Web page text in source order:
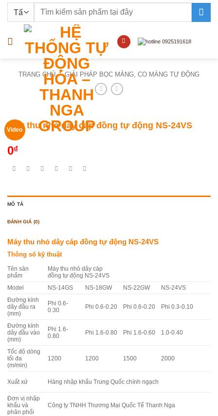
nội
Tìm
TRANG CHỦ / GIẢI PHÁP BỌC MÀNG, CO MÀNG TỰ ĐỘNG
Video
Máy thu nhỏ dây cáp đồng tự động NS-24VS
0₫
MÔ TẢ
ĐÁNH GIÁ (0)
Máy thu nhỏ dây cáp đồng tự động NS-24VS
Thông số kỹ thuật
Tên sản
phẩm
Máy thu nhỏ dây cáp
đồng tự động NS-24VS
Model NS-14GS NS-18GW NS-22GW NS-24VS
Đường kính
dây đầu ra
(mm)
Phi 0.6-
0.30
Phi 0.6-0.20 Phi 0.6-0.20 Phi 0.3-0.10
Đường kính
dây đầu vào
(mm)
Phi 1.6-
0.80
Phi 1.6-0.80 Phi 1.6-0.60 1.0-0.40
Tốc độ dòng
tối đa
(m/min)
1200 1200 1500 2000
Xuất xứ Hàng nhập khẩu Trung Quốc chính ngạch
Đơn vị nhập
khẩu và
phân phối
Công ty TNHH Thương Mại Quốc Tế Thanh Nga